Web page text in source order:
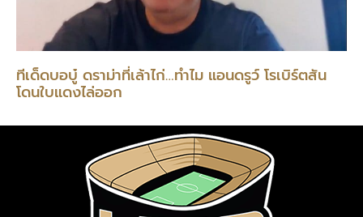
ทีเด็ดบอบู๋ ดราม่าที่เล้าไก่…ทำไม แอนดรูว์ โรเบิร์ตสัน
โดนใบแดงไล่ออก